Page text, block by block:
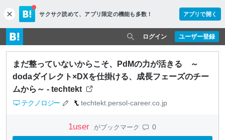
c
l
o
s
e
サクサク読めて、 アプリ限定の機能も多数！ アプリで開く
ユーザー登録
ログイン
まだ整っていないからこそ、PdMの力が活きる ～
dodaダイレクト×DXを仕掛ける、成長フェーズのチー
ムから～ - techtekt
テクノロジー techtekt.persol-career.co.jp
1user がブックマーク 0